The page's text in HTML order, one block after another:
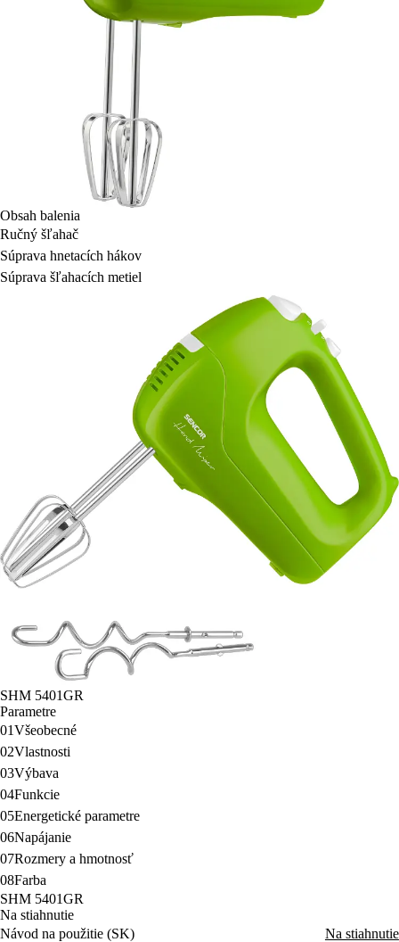
Obsah balenia
Ručný šľahač
Súprava hnetacích hákov
Súprava šľahacích metiel
SHM 5401GR
Parametre
01Všeobecné
02Vlastnosti
03Výbava
04Funkcie
05Energetické parametre
06Napájanie
07Rozmery a hmotnosť
08Farba
SHM 5401GR
Na stiahnutie
Návod na použitie (SK)
Na stiahnutie